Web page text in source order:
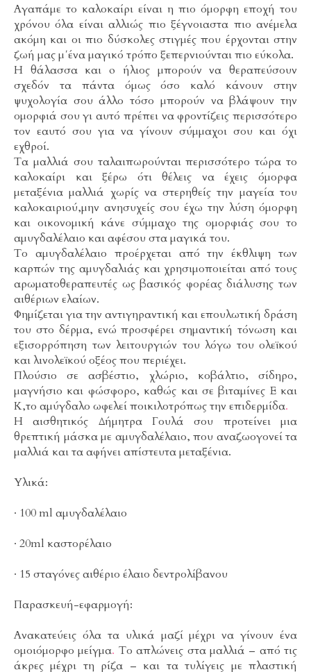
Αγαπάμε το καλοκαίρι είναι η πιο όμορφη εποχή του
χρόνου όλα είναι αλλιώς πιο ξέγνοιαστα πιο ανέμελα
ακόμη και οι πιο δύσκολες στιγμές που έρχονται στην
ζωή μας μ΄ένα μαγικό τρόπο ξεπερνιούνται πιο εύκολα.
Η θάλασσα και o ήλιος μπορούν να θεραπεύσουν
σχεδόν τα πάντα όμως όσο καλό κάνουν στην
ψυχολογία σου άλλο τόσο μπορούν να βλάψουν την
ομορφιά σου γι αυτό πρέπει να φροντίζεις περισσότερο
τον εαυτό σου για να γίνουν σύμμαχοι σου και όχι
εχθροί.
Τα μαλλιά σου ταλαιπωρούνται περισσότερο τώρα το
καλοκαίρι και ξέρω ότι θέλεις να έχεις όμορφα
μεταξένια μαλλιά χωρίς να στερηθείς την μαγεία του
καλοκαιριού,μην ανησυχείς σου έχω την λύση όμορφη
και οικονομική κάνε σύμμαχο της ομορφιάς σου το
αμυγδαλέλαιο και αφέσου στα μαγικά του.
Το αμυγδαλέλαιο προέρχεται από την έκθλιψη των
καρπών της αμυγδαλιάς και χρησιμοποιείται από τους
αρωματοθεραπευτές ως βασικός φορέας διάλυσης των
αιθέριων ελαίων.
Φημίζεται για την αντιγηραντική και επουλωτική δράση
του στο δέρμα, ενώ προσφέρει σημαντική τόνωση και
εξισορρόπηση των λειτουργιών του λόγω του ολεϊκού
και λινολεϊκού οξέος που περιέχει.
Πλούσιο σε ασβέστιο, χλώριο, κοβάλτιο, σίδηρο,
μαγνήσιο και φώσφορο, καθώς και σε βιταμίνες E και
K,το αμύγδαλο ωφελεί ποικιλοτρόπως την επιδερμίδα.
Η αισθητικός Δήμητρα Γουλά σου προτείνει μια
θρεπτική μάσκα με αμυγδαλέλαιο, που αναζωογονεί τα
μαλλιά και τα αφήνει απίστευτα μεταξένια.
Υλικά:
· 100 ml αμυγδαλέλαιο
· 20ml καστορέλαιο
· 15 σταγόνες αιθέριο έλαιο δεντρολίβανου
Παρασκευή-εφαρμογή:
Ανακατεύεις όλα τα υλικά μαζί μέχρι να γίνουν ένα
ομοιόμορφο μείγμα. Το απλώνεις στα μαλλιά – από τις
άκρες μέχρι τη ρίζα – και τα τυλίγεις με πλαστική